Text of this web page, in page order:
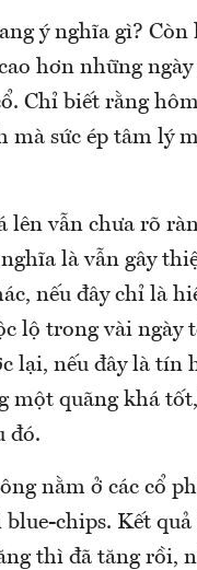
ý nghĩa gì?
hơn những
Chỉ biết rằng
mà sức ép tâm lý
lên vẫn chưa rõ
là vẫn gây
nếu đây chỉ là
lộ trong vài
lại, nếu đây là tín
một quãng khá
đó.
nằm ở các cổ
blue-chips. Kết
thì đã tăng rồi,